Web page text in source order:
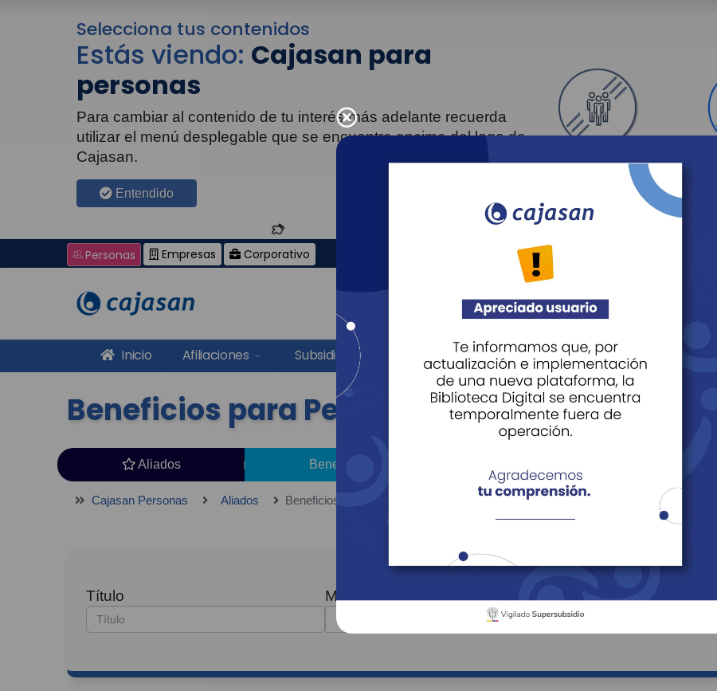
Selecciona tus contenidos
Estás viendo: Cajasan para
personas
Para cambiar al contenido de tu interés más adelante recuerda
utilizar el menú desplegable que se encuentra encima del logo de
Cajasan.
Entendido
Personas
Personas Empresas Corporativo
Agéndate
Inicio Afiliaciones Subsidios Recreación Educación Cultura
Beneficios para Personas
Aliados Beneficios para Personas
Cajasan Personas Aliados Beneficios para Personas
Título Municipios